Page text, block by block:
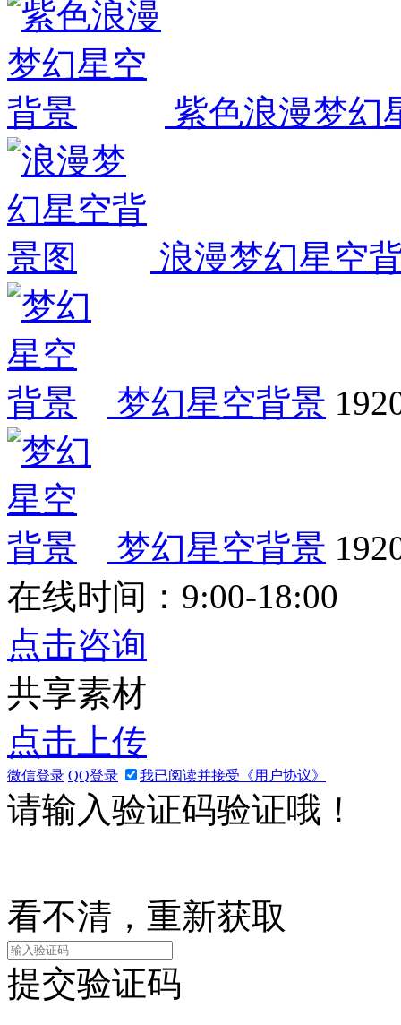
紫色浪漫梦幻
浪漫梦幻星空
梦幻星空背景
梦幻星空背景
在线时间：9:00-18:00
点击咨询
共享素材
点击上传
微信登录 QQ登录 我已阅读并接受《用户协议》
请输入验证码验证哦！
看不清，重新获取
提交验证码